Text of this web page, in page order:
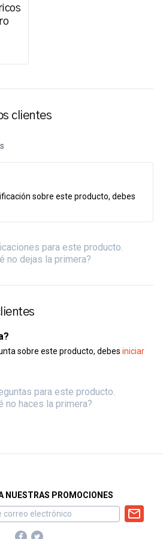
clientes
sobre este producto, debes
para este producto.
no dejas la primera?
sobre este producto, debes iniciar
para este producto.
no haces la primera?
NUESTRAS PROMOCIONES